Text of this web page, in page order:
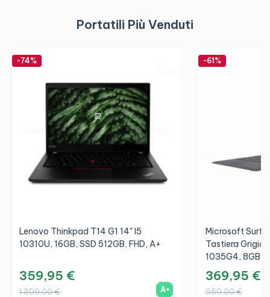
Portatili Più Venduti
-74%
Lenovo Thinkpad T14 G1 14" I5
10310U, 16GB, SSD 512GB, FHD, A+
359,95 €
1.399,00 € A+
-61%
Microsoft
Tastiera
1035G4, 8GB,
369,95 €
959,00 €